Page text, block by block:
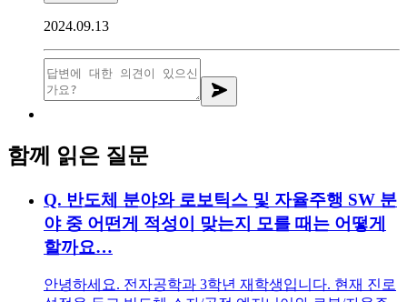
2024.09.13
함께 읽은 질문
Q. 반도체 분야와 로보틱스 및 자율주행 SW 분
야 중 어떤게 적성이 맞는지 모를 때는 어떻게
할까요…
안녕하세요. 전자공학과 3학년 재학생입니다. 현재 진로